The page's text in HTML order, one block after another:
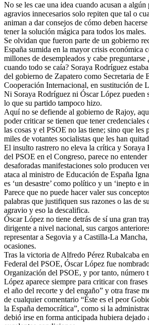
No se les cae una idea cuando acusan a
agravios innecesarios solo repiten que tal o
animan a dar consejos de cómo deben
tener la solución mágica para todos los males.
Se olvidan que fueron parte de un gobierno
España sumida en la mayor crisis económica
millones de desempleados y cabe preguntarse
cuando todo se caía? Soraya Rodríguez
del gobierno de Zapatero como Secretaria de
Cooperación Internacional, en sustitución de
Ni Soraya Rodríguez ni Óscar López pueden
lo que su partido tampoco hizo.
Aquí no se defiende al gobierno de Rajoy,
poder criticar se tienen que tener credenciales
las cosas y el PSOE no las tiene; sino que les
miles de votantes socialistas que les han
El insulto rastrero no eleva la crítica y Soraya
del PSOE en el Congreso, parece no entender
desaforadas manifestaciones solo producen
ataca al ministro de Educación de España
es ‘un desastre’ como político y un ‘inepto e
Parece que no puede hacer valer sus
palabras que justifiquen sus razones o las de
agravio y eso la descalifica.
Óscar López no tiene detrás de sí una gran
dirigente a nivel nacional, sus cargos
representar a Segovia y a Castilla-La
ocasiones.
Tras la victoria de Alfredo Pérez Rubalcaba
Federal del PSOE, Óscar López fue
Organización del PSOE, y por tanto, número
López aparece siempre para criticar con
el año del recorte y del engaño” y otra frase
de cualquier comentario “Éste es el peor
la España democrática”, como si la
debió irse en forma anticipada hubiera dejado